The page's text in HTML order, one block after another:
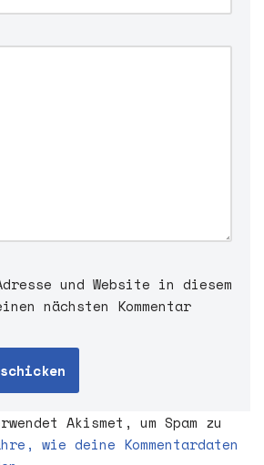
und Website in diesem
nächsten Kommentar
Akismet, um Spam zu
wie deine Kommentardaten